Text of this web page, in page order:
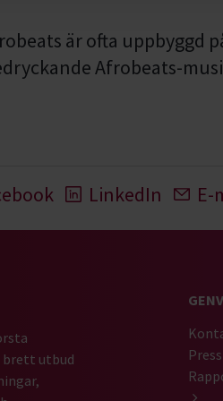
är ofta uppbyggd
Afrobeats-
LinkedIn E-
startsida
brett utbud
Press